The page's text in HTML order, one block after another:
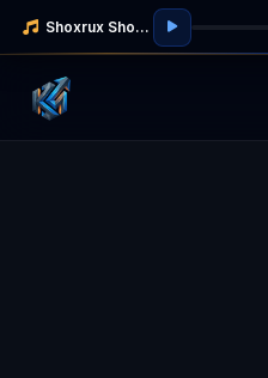
Shoxrux Shodmonov